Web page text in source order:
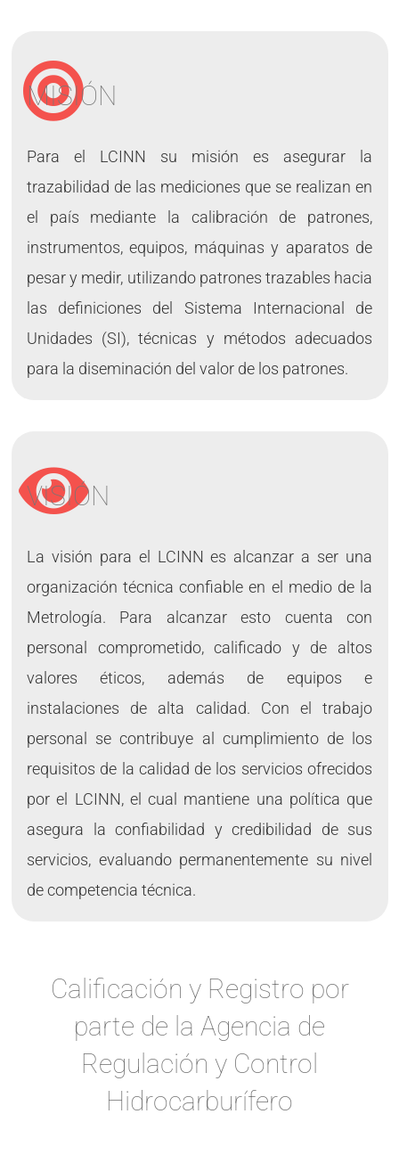
MISIÓN
Para el LCINN su misión es asegurar la
trazabilidad de las mediciones que se realizan en
el país mediante la calibración de patrones,
instrumentos, equipos, máquinas y aparatos de
pesar y medir, utilizando patrones trazables hacia
las definiciones del Sistema Internacional de
Unidades (SI), técnicas y métodos adecuados
para la diseminación del valor de los patrones.
VISIÓN
La visión para el LCINN es alcanzar a ser una
organización técnica confiable en el medio de la
Metrología. Para alcanzar esto cuenta con
personal comprometido, calificado y de altos
valores éticos, además de equipos e
instalaciones de alta calidad. Con el trabajo
personal se contribuye al cumplimiento de los
requisitos de la calidad de los servicios ofrecidos
por el LCINN, el cual mantiene una política que
asegura la confiabilidad y credibilidad de sus
servicios, evaluando permanentemente su nivel
de competencia técnica.
Calificación y Registro por
parte de la Agencia de
Regulación y Control
Hidrocarburífero